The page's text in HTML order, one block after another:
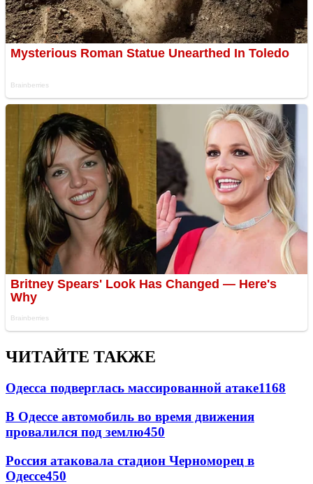
ЧИТАЙТЕ ТАКЖЕ
Одесса подверглась массированной атаке1168
В Одессе автомобиль во время движения
провалился под землю450
Россия атаковала стадион Черноморец в
Одессе450